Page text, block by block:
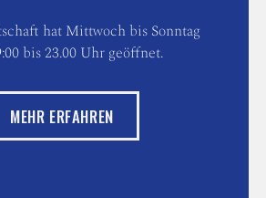
hat Mittwoch bis Sonntag
bis 23.00 Uhr geöffnet.
MEHR ERFAHREN